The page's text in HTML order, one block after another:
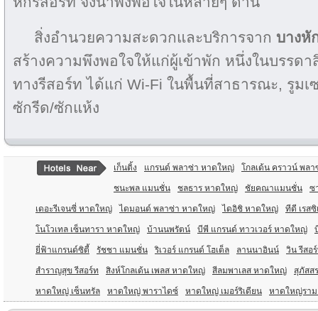
สิ่งอำนวยความสะดวกและบริการจาก บางหั
สร้างความพึงพอใจให้แก่ผู้เข้าพัก หนึ่งในบรรด
ทางรีสอร์ท ได้แก่ Wi-Fi ในพื้นที่สาธารณะ, รูมเ
ซักรีด/ซักแห้ง
เก็นติ้ง แกรนด์ พลาซ่า หาดใหญ่ โกลเด้น คราวน์ พลา
ชนะพล แมนชั่น ชลธาร หาดใหญ่ ชัยคณาแมนชั่น ซ
เดอะรีเจนซี่ หาดใหญ่ ไดมอนด์ พลาซ่า หาดใหญ่ ไดอิชิ หาดใหญ่ ทีดี เรส
โนโวเทล เซ็นทารา หาดใหญ่ บ้านนพรัตน์ บีพี แกรนด์ ทาวเวอร์ หาดใหญ่
ยี่ฟ้าแกรนด์ซิตี้ รัชชา แมนชั่น ริเวอร์ แกรนด์ โฮเต็ล ลานนาอินน์ วิน รีสอ
สำราญสุข รีสอร์ท สิงห์โกลเด้น เพลส หาดใหญ่ สีลมพาเลส หาดใหญ่ สุภัสส
หาดใหญ่ เซ็นทรัล หาดใหญ่ พาราไดซ์ หาดใหญ่ เมอร์ริเดียน หาดใหญ่รา